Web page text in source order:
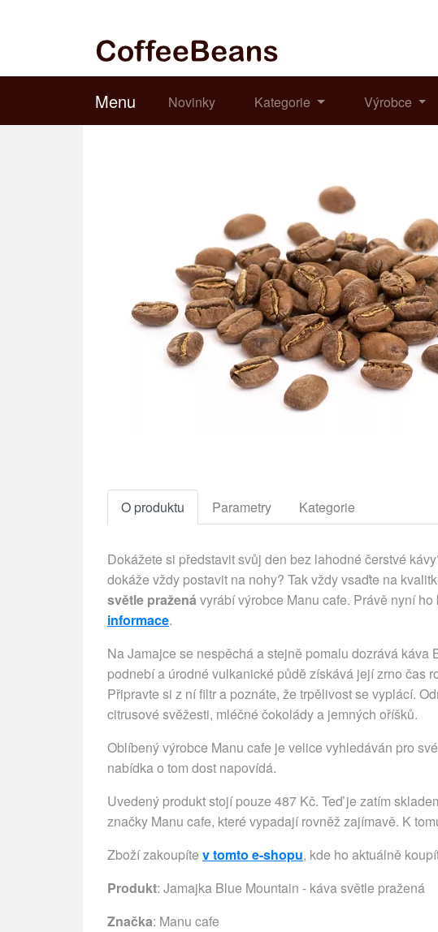
Menu Novinky Kategorie Výrobce
O produktu Parametry Kategorie
Dokážete si představit svůj den bez lahodné čerstvé
dokáže vždy postavit na nohy? Tak vždy vsaďte na
světle pražená vyrábí výrobce Manu cafe. Právě nyní
informace.
Na Jamajce se nespěchá a stejně pomalu dozrává káva
podnebí a úrodné vulkanické půdě získává její zrno čas
Připravte si z ní filtr a poznáte, že trpělivost se vyplácí.
citrusové svěžesti, mléčné čokolády a jemných oříšků.
Oblíbený výrobce Manu cafe je velice vyhledáván pro
nabídka o tom dost napovídá.
Uvedený produkt stojí pouze 487 Kč. Teď je zatím
značky Manu cafe, které vypadají rovněž zajímavě. K
Zboží zakoupíte v tomto e-shopu, kde ho aktuálně
Produkt: Jamajka Blue Mountain - káva světle pražená
Značka: Manu cafe